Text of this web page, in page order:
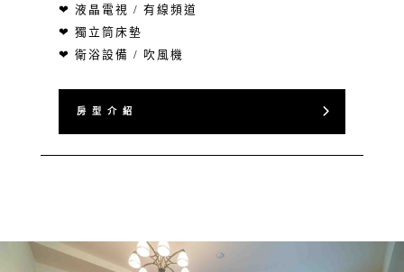
❤ 液晶電視 / 有線頻道
❤ 獨立筒床墊
❤ 衛浴設備 / 吹風機
房 型 介 紹